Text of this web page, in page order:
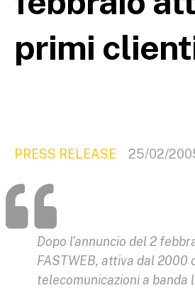
primi
PRESS RELEASE 25/02/
Dopo l'annuncio del 2
FASTWEB, attiva dal 2000
telecomunicazioni a banda